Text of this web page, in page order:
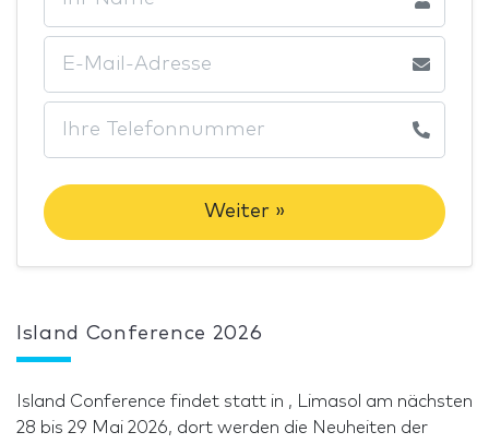
Weiter »
Island Conference 2026
Island Conference findet statt in , Limasol am nächsten
28 bis 29 Mai 2026, dort werden die Neuheiten der